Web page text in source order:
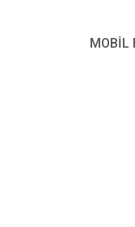
Dagens Nyheter:
MOBİL